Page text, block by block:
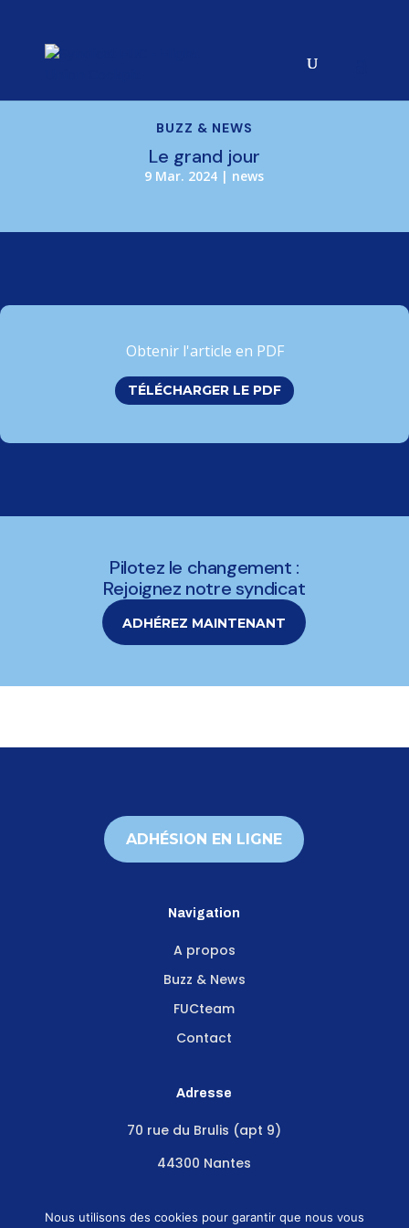
BUZZ & NEWS
Le grand jour
9 Mar. 2024 | news
Obtenir l'article en PDF
TÉLÉCHARGER LE PDF
Pilotez le changement :
Rejoignez notre syndicat
ADHÉREZ MAINTENANT
ADHÉSION EN LIGNE
Navigation
A propos
Buzz & News
FUCteam
Contact
Adresse
70 rue du Brulis (apt 9)
44300 Nantes
Nous utilisons des cookies pour garantir que nous vous